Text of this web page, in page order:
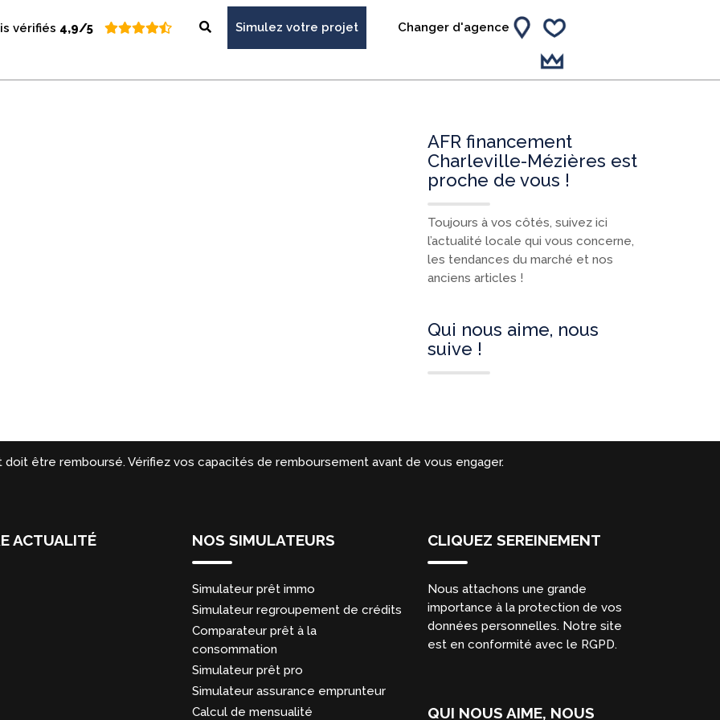
vérifiés 4,9/5 Simulez votre projet Changer d'agence
AFR financement
Charleville-Mézières est
proche de vous !
Toujours à vos côtés, suivez ici
l’actualité locale qui vous concerne,
les tendances du marché et nos
anciens articles !
Qui nous aime, nous
suive !
être remboursé. Vérifiez vos capacités de remboursement avant de vous engager.
ACTUALITÉ NOS SIMULATEURS
Simulateur prêt immo
Simulateur regroupement de crédits
Comparateur prêt à la
consommation
Simulateur prêt pro
Simulateur assurance emprunteur
Calcul de mensualité
CLIQUEZ SEREINEMENT
Nous attachons une grande
importance à la protection de vos
données personnelles. Notre site
est en conformité avec le RGPD.
QUI NOUS AIME, NOUS